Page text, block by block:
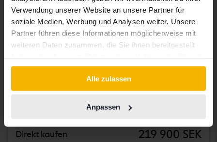
Verwendung unserer Website an unsere Partner für
soziale Medien, Werbung und Analysen weiter. Unsere
Partner führen diese Informationen möglicherweise mit
weiteren Daten zusammen, die Sie ihnen bereitgestellt
gesammelt haben.
Alle zulassen
Anpassen
Getestet
120 250 Kilometer
Diesel
Direkt kaufen 219 900 SEK